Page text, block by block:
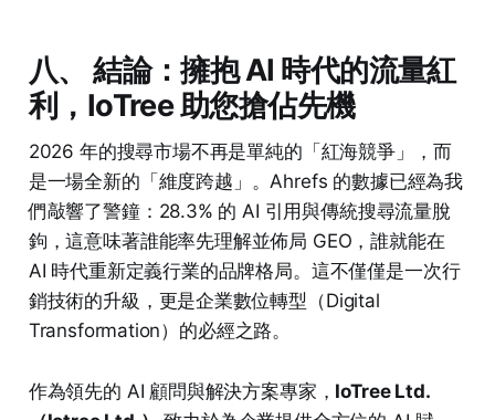
八、 結論：擁抱 AI 時代的流量紅
利，IoTree 助您搶佔先機
2026 年的搜尋市場不再是單純的「紅海競爭」，而
是一場全新的「維度跨越」。Ahrefs 的數據已經為我
們敲響了警鐘：28.3% 的 AI 引用與傳統搜尋流量脫
鉤，這意味著誰能率先理解並佈局 GEO，誰就能在
AI 時代重新定義行業的品牌格局。這不僅僅是一次行
銷技術的升級，更是企業數位轉型（Digital
Transformation）的必經之路。
作為領先的 AI 顧問與解決方案專家， IoTree Ltd.